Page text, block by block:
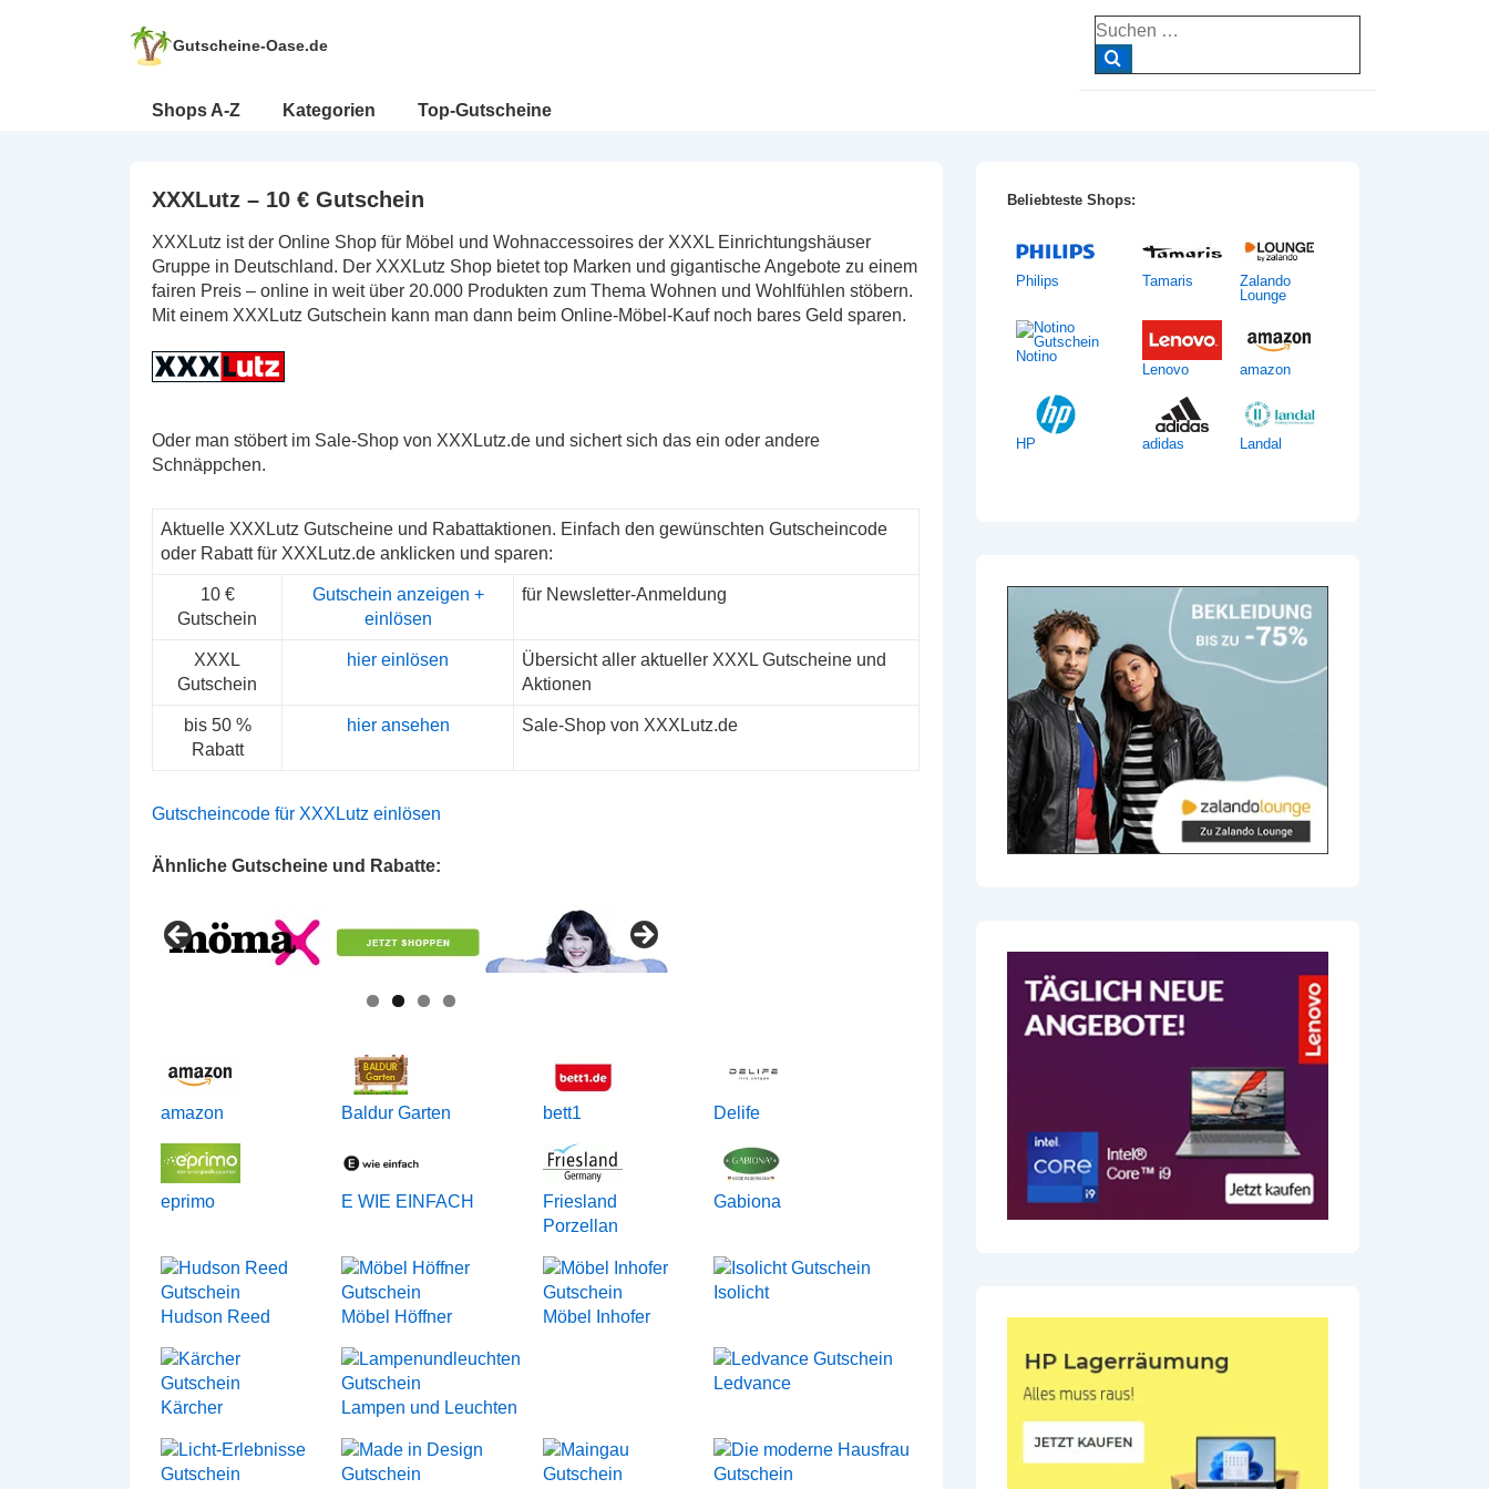
Gutscheine-Oase.de
Suche
nach:
Hauptnavigation
Shops A-Z Kategorien Top-Gutscheine
XXXLutz – 10 € Gutschein
XXXLutz ist der Online Shop für Möbel und Wohnaccessoires der XXXL Einrichtungshäuser
Gruppe in Deutschland. Der XXXLutz Shop bietet top Marken und gigantische Angebote zu einem
fairen Preis – online in weit über 20.000 Produkten zum Thema Wohnen und Wohlfühlen stöbern.
Mit einem XXXLutz Gutschein kann man dann beim Online-Möbel-Kauf noch bares Geld sparen.
Oder man stöbert im Sale-Shop von XXXLutz.de und sichert sich das ein oder andere
Schnäppchen.
Aktuelle XXXLutz Gutscheine und Rabattaktionen. Einfach den gewünschten Gutscheincode
oder Rabatt für XXXLutz.de anklicken und sparen:
10 €
Gutschein
Gutschein anzeigen +
einlösen
für Newsletter-Anmeldung
XXXL
Gutschein
hier einlösen
Übersicht aller aktueller XXXL Gutscheine und
Aktionen
bis 50 %
Rabatt
hier ansehen Sale-Shop von XXXLutz.de
Gutscheincode für XXXLutz einlösen
Ähnliche Gutscheine und Rabatte:
amazon Baldur Garten bett1 Delife
eprimo E WIE EINFACH
Friesland
Porzellan
Gabiona
Hudson Reed Möbel Höffner Möbel Inhofer
Isolicht
Kärcher Lampen und Leuchten
Ledvance
Beliebteste Shops:
Philips Tamaris
Zalando
Lounge
Notino
Lenovo
amazon
HP adidas Landal